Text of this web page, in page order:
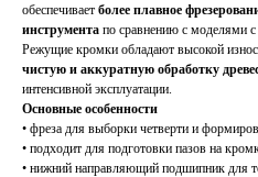
обеспечивает более плавное
инструмента по сравнению с моделями
Режущие кромки обладают высокой
чистую и аккуратную обработку
интенсивной эксплуатации.
Основные особенности
• фреза для выборки четверти и
• подходит для подготовки пазов на
• нижний направляющий подшипник для